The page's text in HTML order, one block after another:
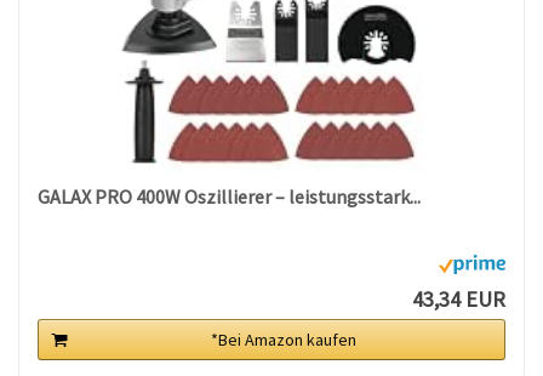
GALAX PRO 400W Oszillierer – leistungsstark...
43,34 EUR
*Bei Amazon kaufen